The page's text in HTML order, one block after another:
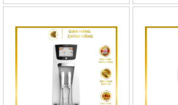
Giới thiệu về máy Sylfirm X